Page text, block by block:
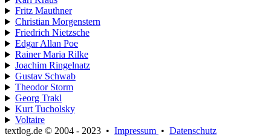
Fritz Mauthner
Christian Morgenstern
Friedrich Nietzsche
Edgar Allan Poe
Rainer Maria Rilke
Joachim Ringelnatz
Gustav Schwab
Theodor Storm
Georg Trakl
Kurt Tucholsky
Voltaire
textlog.de © 2004 - 2023 • Impressum • Datenschutz